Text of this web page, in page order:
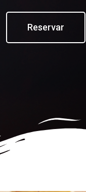
Reservar